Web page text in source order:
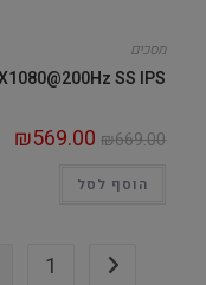
מסכים
SS IPS
₪669.00
₪569.00
הוסף לסל
1